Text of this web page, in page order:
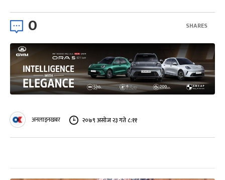
0 SHARES
अनलाइनखबर २०७९ असोज २३ गते ८:११